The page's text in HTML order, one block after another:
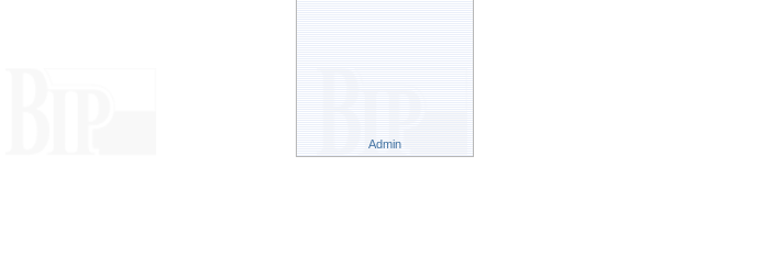
Admin